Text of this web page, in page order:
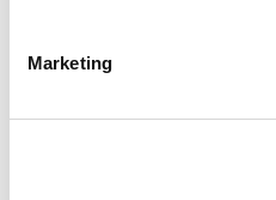
Marketing